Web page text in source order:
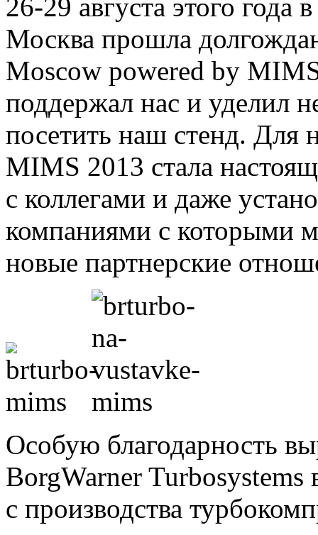
26-29 августа этого года
Москва прошла
Moscow powered by
поддержал нас и уделил
посетить наш стенд. Для
MIMS 2013 стала
с коллегами и даже
компаниями с которыми
новые партнерские
Особую благодарность
BorgWarner
с производства